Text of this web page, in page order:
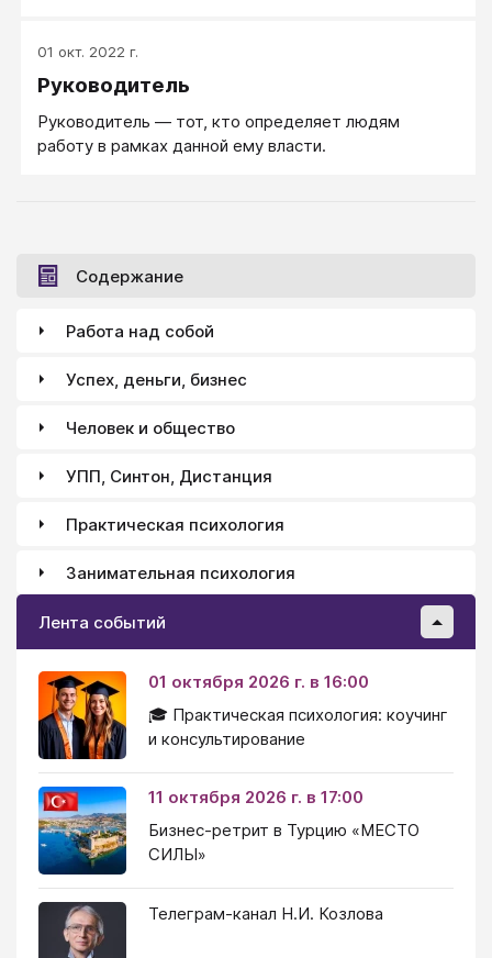
01 окт. 2022 г.
Руководитель
Руководитель — тот, кто определяет людям
работу в рамках данной ему власти.
Содержание
Работа над собой
Успех, деньги, бизнес
Человек и общество
УПП, Синтон, Дистанция
Практическая психология
Занимательная психология
Лента событий
01 октября 2026 г. в 16:00
🎓 Практическая психология: коучинг
и консультирование
11 октября 2026 г. в 17:00
Бизнес-ретрит в Турцию «МЕСТО
СИЛЫ»
Телеграм-канал Н.И. Козлова